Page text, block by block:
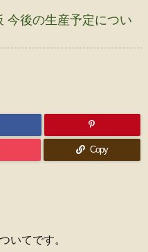

今後の生産予定につい
Copy
いてです。